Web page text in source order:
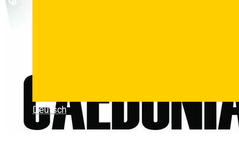
Deutsch